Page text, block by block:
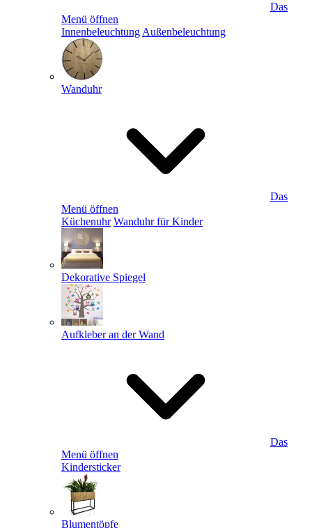
Das
Menü öffnen
Innenbeleuchtung Außenbeleuchtung
Wanduhr
Das
Menü öffnen
Küchenuhr Wanduhr für Kinder
Dekorative Spiegel
Aufkleber an der Wand
Das
Menü öffnen
Kindersticker
Blumentöpfe